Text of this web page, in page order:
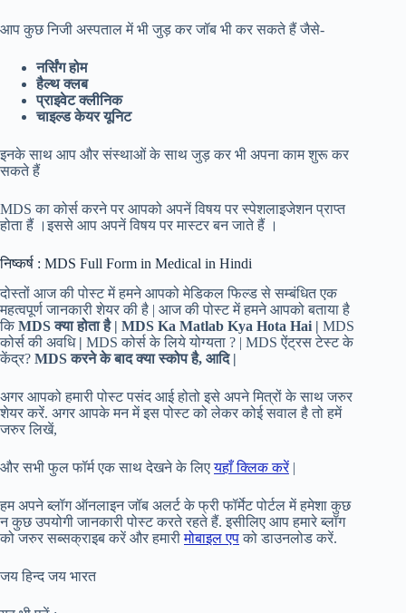
आप कुछ निजी अस्पताल में भी जुड़ कर जॉब भी कर सकते हैं जैसे-
नर्सिंग होम
हैल्थ क्लब
प्राइवेट क्लीनिक
चाइल्ड केयर यूनिट
इनके साथ आप और संस्थाओं के साथ जुड़ कर भी अपना काम शुरू कर
सकते हैं
MDS का कोर्स करने पर आपको अपनें विषय पर स्पेशलाइजेशन प्राप्त
होता हैं ।इससे आप अपनें विषय पर मास्टर बन जाते हैं ।
निष्कर्ष : MDS Full Form in Medical in Hindi
दोस्तों आज की पोस्ट में हमने आपको मेडिकल फिल्ड से सम्बंधित एक
महत्वपूर्ण जानकारी शेयर की है | आज की पोस्ट में हमने आपको बताया है
कि MDSक्या होता है | MDS Ka Matlab Kya Hota Hai | MDS
कोर्स की अवधि | MDS कोर्स के लिये योग्यता ? | MDS ऐंट्रस टेस्ट के
केंद्र? MDSकरने के बाद क्या स्कोप है, आदि |
अगर आपको हमारी पोस्ट पसंद आई होतो इसे अपने मित्रों के साथ जरुर
शेयर करें. अगर आपके मन में इस पोस्ट को लेकर कोई सवाल है तो हमें
जरुर लिखें,
और सभी फुल फॉर्म एक साथ देखने के लिएयहाँ क्लिक करें|
हम अपने ब्लॉग ऑनलाइन जॉब अलर्ट के फ्री फॉर्मेट पोर्टल में हमेशा कुछ
न कुछ उपयोगी जानकारी पोस्ट करते रहते हैं. इसीलिए आप हमारे ब्लॉग
को जरुर सब्सक्राइब करें और हमारीमोबाइल एपको डाउनलोड करें.
जय हिन्द जय भारत